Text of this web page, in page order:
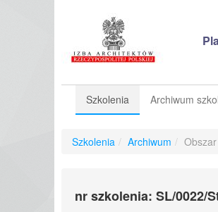
Szkolenia Archiwum
Szkolenia / Archiwum /
nr szkolenia: SL/0022/